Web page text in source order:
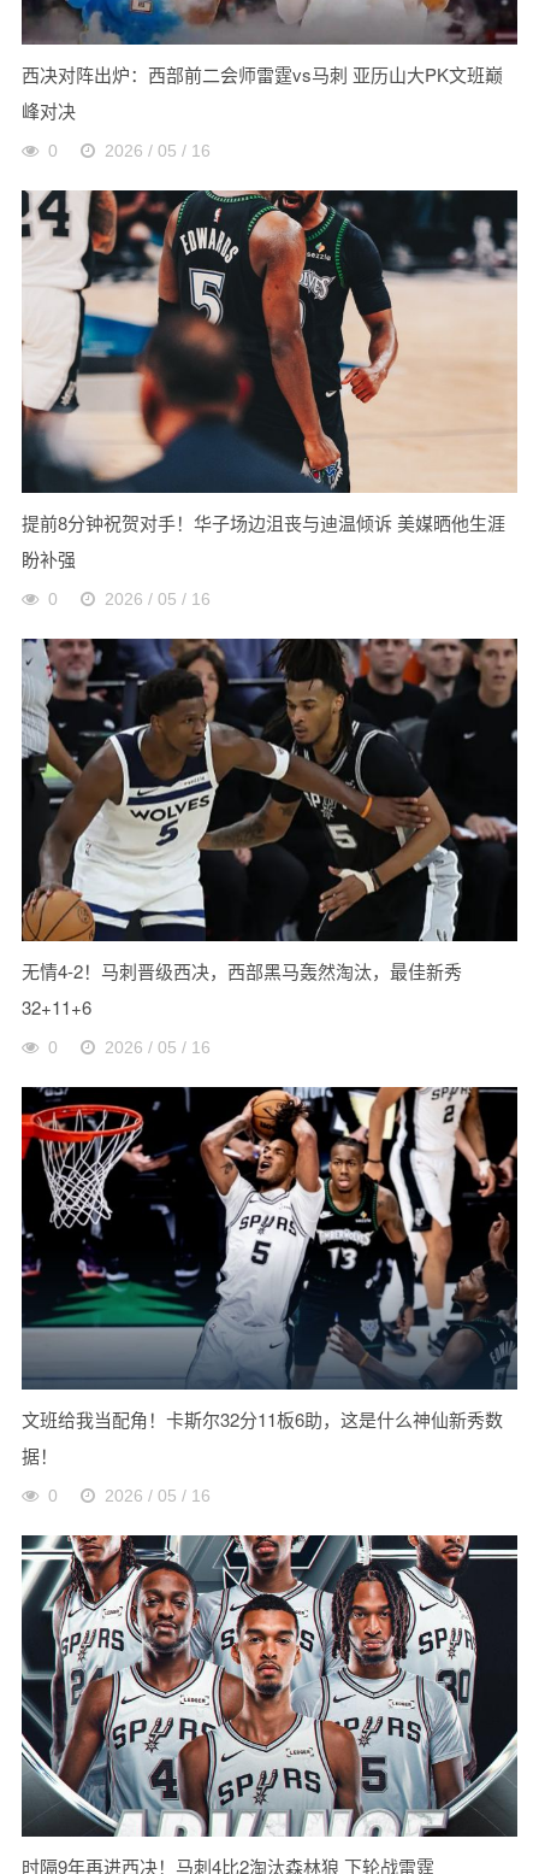
西决对阵出炉：西部前二会师雷霆vs马刺 亚历山大PK文班巅
峰对决
0 2026 / 05 / 16
提前8分钟祝贺对手！华子场边沮丧与迪温倾诉 美媒晒他生涯
盼补强
0 2026 / 05 / 16
无情4-2！马刺晋级西决，西部黑马轰然淘汰，最佳新秀
32+11+6
0 2026 / 05 / 16
文班给我当配角！卡斯尔32分11板6助，这是什么神仙新秀数
据！
0 2026 / 05 / 16
时隔9年再进西决！马刺4比2淘汰森林狼 下轮战雷霆